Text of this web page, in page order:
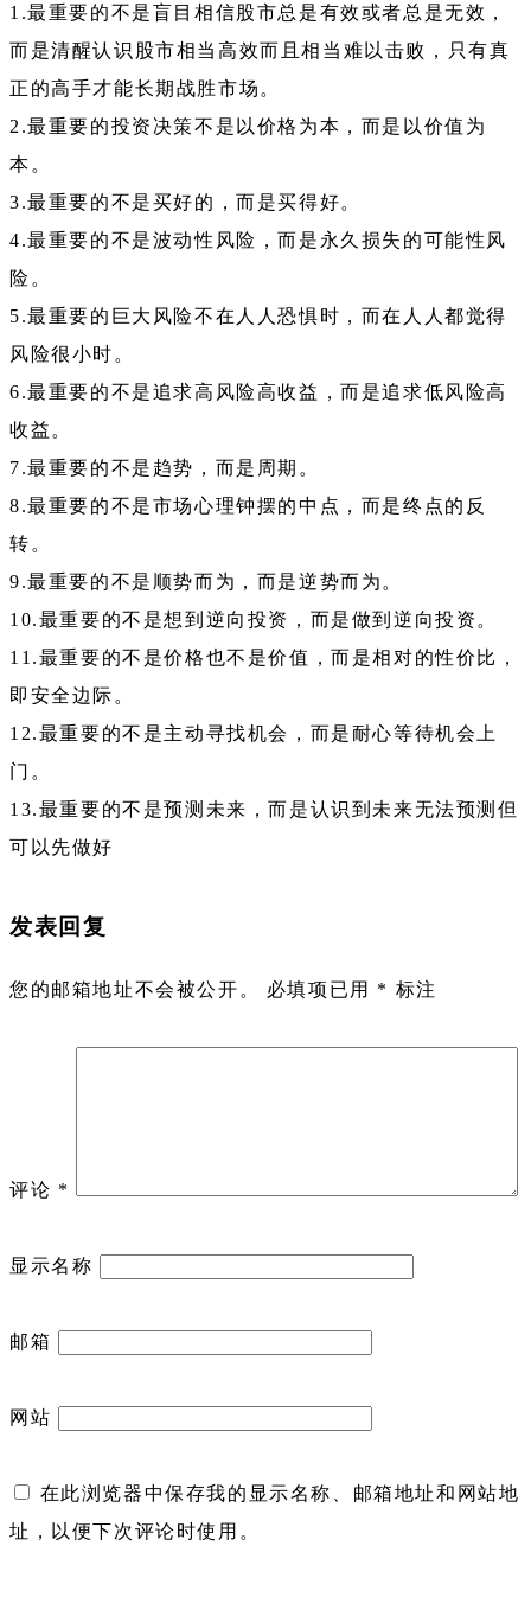
1.最重要的不是盲目相信股市总是有效或者总是无效，
而是清醒认识股市相当高效而且相当难以击败，只有真
正的高手才能长期战胜市场。
2.最重要的投资决策不是以价格为本，而是以价值为
本。
3.最重要的不是买好的，而是买得好。
4.最重要的不是波动性风险，而是永久损失的可能性风
险。
5.最重要的巨大风险不在人人恐惧时，而在人人都觉得
风险很小时。
6.最重要的不是追求高风险高收益，而是追求低风险高
收益。
7.最重要的不是趋势，而是周期。
8.最重要的不是市场心理钟摆的中点，而是终点的反
转。
9.最重要的不是顺势而为，而是逆势而为。
10.最重要的不是想到逆向投资，而是做到逆向投资。
11.最重要的不是价格也不是价值，而是相对的性价比，
即安全边际。
12.最重要的不是主动寻找机会，而是耐心等待机会上
门。
13.最重要的不是预测未来，而是认识到未来无法预测但
可以先做好
发表回复
您的邮箱地址不会被公开。 必填项已用 * 标注
评论 *
显示名称
邮箱
网站
在此浏览器中保存我的显示名称、邮箱地址和网站地
址，以便下次评论时使用。